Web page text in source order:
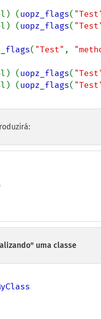
(uopz_flags(
(uopz_flags(
( "Test" ,
(uopz_flags(
(uopz_flags(
uma classe